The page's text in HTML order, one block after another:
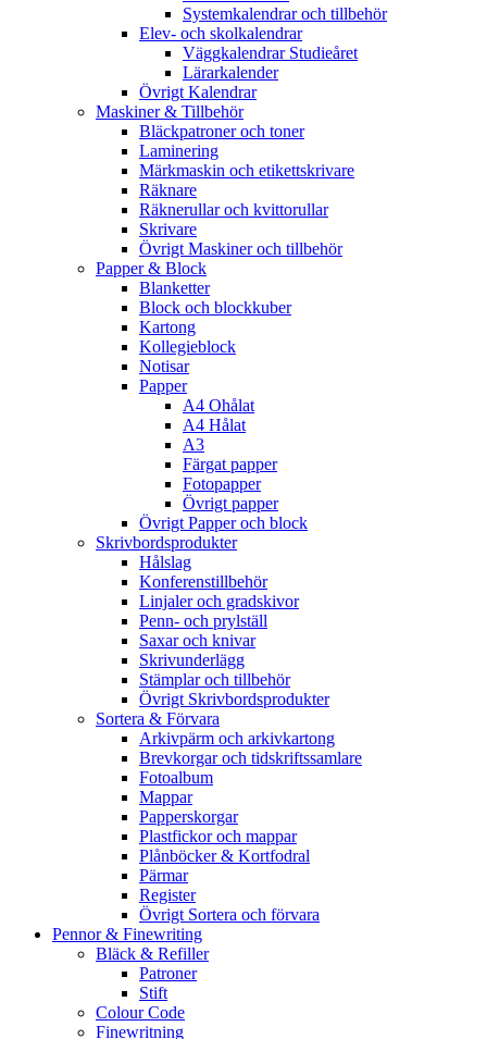
Systemkalendrar och tillbehör
Elev- och skolkalendrar
Väggkalendrar Studieåret
Lärarkalender
Övrigt Kalendrar
Maskiner & Tillbehör
Bläckpatroner och toner
Laminering
Märkmaskin och etikettskrivare
Räknare
Räknerullar och kvittorullar
Skrivare
Övrigt Maskiner och tillbehör
Papper & Block
Blanketter
Block och blockkuber
Kartong
Kollegieblock
Notisar
Papper
A4 Ohålat
A4 Hålat
A3
Färgat papper
Fotopapper
Övrigt papper
Övrigt Papper och block
Skrivbordsprodukter
Hålslag
Konferenstillbehör
Linjaler och gradskivor
Penn- och prylställ
Saxar och knivar
Skrivunderlägg
Stämplar och tillbehör
Övrigt Skrivbordsprodukter
Sortera & Förvara
Arkivpärm och arkivkartong
Brevkorgar och tidskriftssamlare
Fotoalbum
Mappar
Papperskorgar
Plastfickor och mappar
Plånböcker & Kortfodral
Pärmar
Register
Övrigt Sortera och förvara
Pennor & Finewriting
Bläck & Refiller
Patroner
Stift
Colour Code
Finewritning